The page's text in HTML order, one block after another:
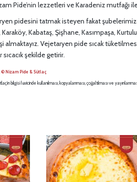
Pide’nin lezzetleri ve Karadeniz mutfağı
pidesini tatmak isteyen fakat
Kabataş, Şişhane, Kasımpaşa,
almaktayız. Vejetaryen pide sıcak
sıcacık şekilde getirir.
© Nizam Pide & Sütlaç
bilgisi haricinde kullanılması, kopyalanması, çoğaltılması ve